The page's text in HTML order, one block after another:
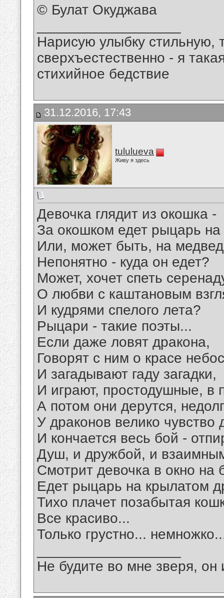
© Булат Окуджава
Нарисую улыбку стильную,
сверхъестественно - я
стихийное бедствие
31.12.2016, 17:43
tululueva
Живу я здесь
Девочка глядит из окошка -
За окошком едет рыцарь на
Или, может быть, на
Непонятно - куда он едет?
Может, хочет спеть
О любви с каштановым
И кудрями спелого лета?
Рыцари - такие поэты...
Если даже ловят дракона,
Говорят с ним о красе
И загадывают гаду загадки,
И играют, простодушные, в
А потом они дерутся,
У драконов велико чувство
И кончается весь бой -
Душ, и дружбой, и
Смотрит девочка в окно на
Едет рыцарь на крылатом
Тихо плачет позабытая
Все красиво...
Только грустно...
Не будите во мне зверя, он